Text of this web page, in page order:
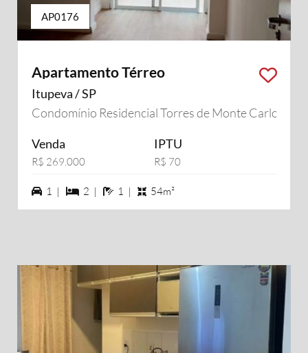
AP0176
Apartamento Térreo
Itupeva / SP
Condomínio Residencial Torres de Monte Carlo
Venda
R$ 269.000
IPTU
R$ 70
1 vagas na garagem
1 | 2 dormiórios
2 | 1 banheiros
1 | 54m²